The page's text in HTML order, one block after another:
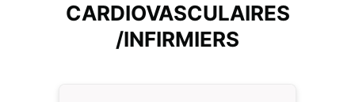
CARDIOVASCULAIRES
/INFIRMIERS